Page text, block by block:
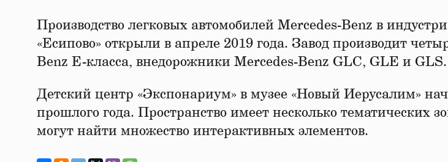
Производство легковых автомобилей Mercedes-Benz в
«Есипово» открыли в апреле 2019 года. Завод производит
Benz E-класса, внедорожники Mercedes-Benz GLC, GLE и GLS.
Детский центр «Экспонариум» в музее «Новый Иерусалим»
прошлого года. Пространство имеет несколько тематических
могут найти множество интерактивных элементов.